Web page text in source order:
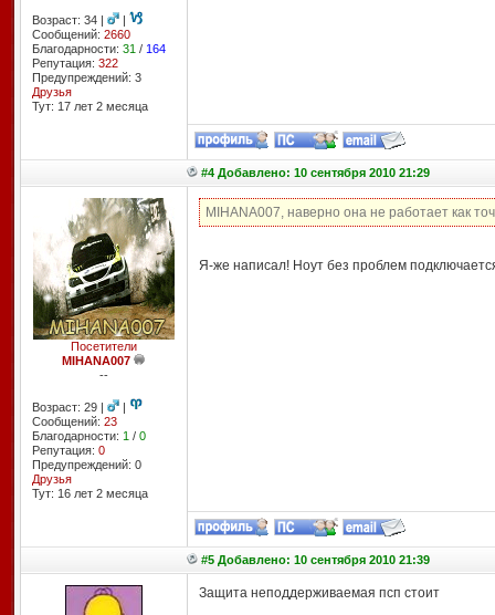
Возраст: 34 |
|
Сообщений: 2660
Благодарности: 31 / 164
Репутация: 322
Предупреждений: 3
Друзья
Тут: 17 лет 2 месяцa
#4 Добавлено: 10 сентября 2010 21:29
Посетители
MIHANA007
--
Возраст: 29 |
|
Сообщений: 23
Благодарности: 1 / 0
Репутация: 0
Предупреждений: 0
Друзья
Тут: 16 лет 2 месяцa
MIHANA007, наверно она не работает как
Я-же написал! Ноут без проблем
#5 Добавлено: 10 сентября 2010 21:39
Защита неподдерживаемая псп стоит